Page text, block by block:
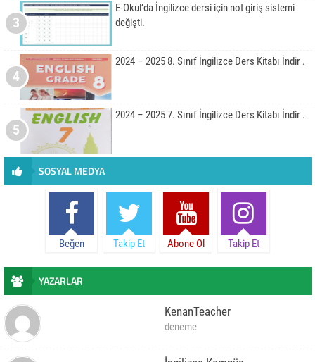
3
E-Okul’da İngilizce dersi için not giriş sistemi
değişti.
4
2024 – 2025 8. Sınıf İngilizce Ders Kitabı İndir .
5
2024 – 2025 7. Sınıf İngilizce Ders Kitabı İndir .
SOSYAL MEDYA
Beğen Takip Et Abone Ol Takip Et
YAZARLAR
KenanTeacher
deneme